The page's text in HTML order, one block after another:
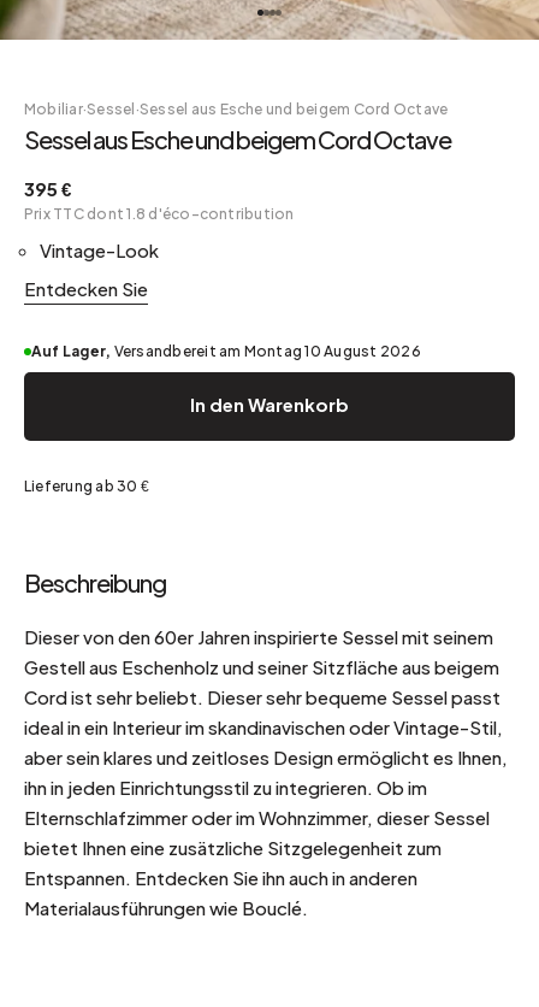
Mobiliar·Sessel ·Sessel aus Esche und beigem Cord Octave
Sessel aus Esche und beigem Cord Octave
395 €
Prix TTC dont 1.8 d'éco-contribution
Vintage-Look
Entdecken Sie
Auf Lager, Versandbereit am Montag 10 August 2026
In den Warenkorb
Lieferung ab 30 €
Beschreibung
Dieser von den 60er Jahren inspirierte Sessel mit seinem
Gestell aus Eschenholz und seiner Sitzfläche aus beigem
Cord ist sehr beliebt. Dieser sehr bequeme Sessel passt
ideal in ein Interieur im skandinavischen oder Vintage-Stil,
aber sein klares und zeitloses Design ermöglicht es Ihnen,
ihn in jeden Einrichtungsstil zu integrieren. Ob im
Elternschlafzimmer oder im Wohnzimmer, dieser Sessel
bietet Ihnen eine zusätzliche Sitzgelegenheit zum
Entspannen. Entdecken Sie ihn auch in anderen
Materialausführungen wie Bouclé.